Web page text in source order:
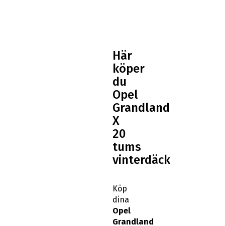
köper
du
Opel
Grandland
X
20
tums
vinterdäck
dina
Opel
Grandland
X